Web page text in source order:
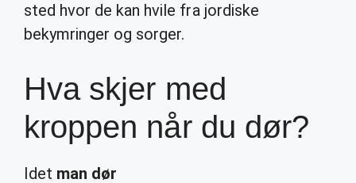
sted hvor de kan hvile fra jordiske
bekymringer og sorger.
Hva skjer med
kroppen når du dør?
Idet man dør